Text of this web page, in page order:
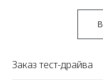
Заказ тест-драйва